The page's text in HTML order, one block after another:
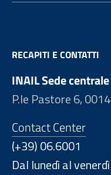
RECAPITI E CONTATTI
INAIL Sede centrale
P.le Pastore 6,
Contact Center
(+39) 06.6001
Dal lunedì al